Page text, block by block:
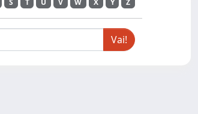
S T U V W X Y Z